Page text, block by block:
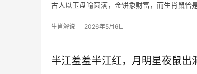
古人以玉盘喻圆满，金饼象财富，而生肖鼠恰
生肖解说 2026年5月6日
半江羞羞半江红，月明星夜鼠